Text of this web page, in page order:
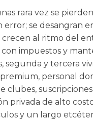
rara vez se
error; se desangran
al ritmo del
con impuestos y
segunda y tercera
personal
clubes,
privada de alto
y un largo